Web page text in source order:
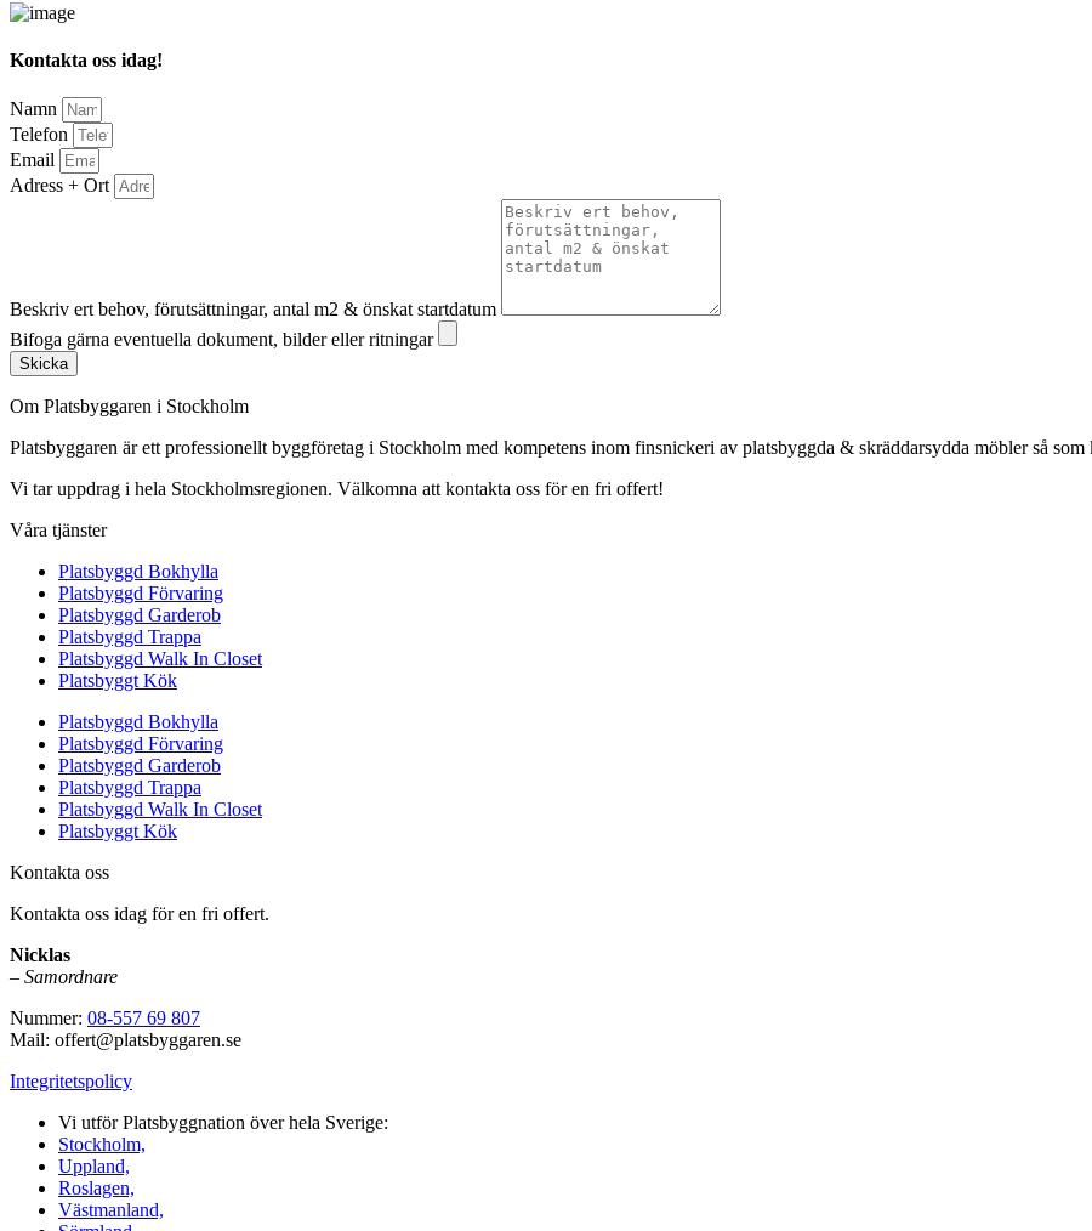
Kontakta oss idag!
Namn
Telefon
Email
Adress + Ort
Beskriv ert behov, förutsättningar, antal m2 & önskat startdatum
Bifoga gärna eventuella dokument, bilder eller ritningar
Skicka
Om Platsbyggaren i Stockholm
Platsbyggaren är ett professionellt byggföretag i Stockholm med kompetens inom finsnickeri av platsbyggda & skräddarsydda möbler så
Vi tar uppdrag i hela Stockholmsregionen. Välkomna att kontakta oss för en fri offert!
Våra tjänster
Platsbyggd Bokhylla
Platsbyggd Förvaring
Platsbyggd Garderob
Platsbyggd Trappa
Platsbyggd Walk In Closet
Platsbyggt Kök
Platsbyggd Bokhylla
Platsbyggd Förvaring
Platsbyggd Garderob
Platsbyggd Trappa
Platsbyggd Walk In Closet
Platsbyggt Kök
Kontakta oss
Kontakta oss idag för en fri offert.
Nicklas
– Samordnare
Nummer: 08-557 69 807
Mail: offert@platsbyggaren.se
Integritetspolicy
Vi utför Platsbyggnation över hela Sverige:
Stockholm,
Uppland,
Roslagen,
Västmanland,